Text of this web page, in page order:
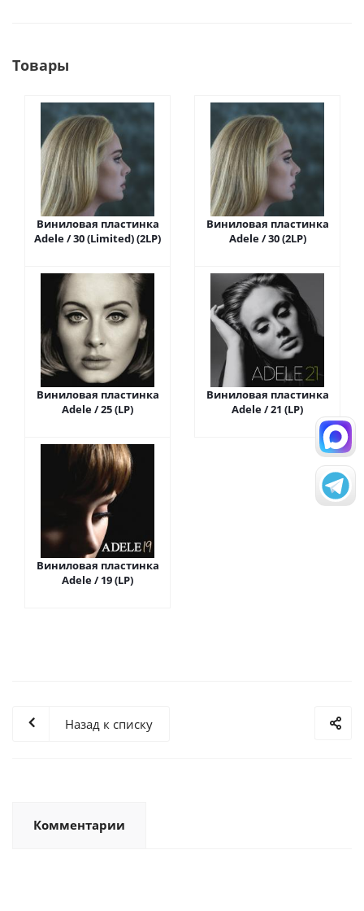
Товары
Виниловая пластинка
Adele / 30 (Limited) (2LP)
Виниловая пластинка
Adele / 30 (2LP)
Виниловая пластинка
Adele / 25 (LP)
Виниловая пластинка
Adele / 21 (LP)
Виниловая пластинка
Adele / 19 (LP)
Назад к списку
Комментарии